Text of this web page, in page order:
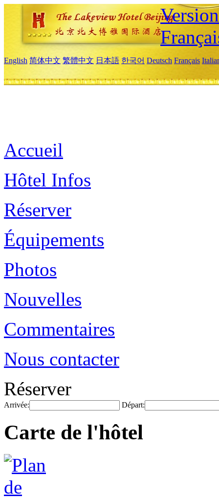
English 简体中文 繁體中文 日本語 한국어 Deutsch Français
Accueil
Hôtel Infos
Réserver
Équipements
Photos
Nouvelles
Commentaires
Nous contacter
Réserver
Arrivée: Départ:
Carte de l'hôtel